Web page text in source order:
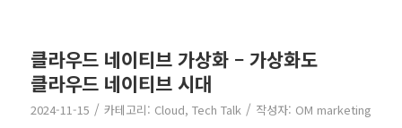
클라우드 네이티브 가상화 – 가상화도
클라우드 네이티브 시대
2024-11-15 / 카테고리: Cloud, Tech Talk / 작성자: OM marketing